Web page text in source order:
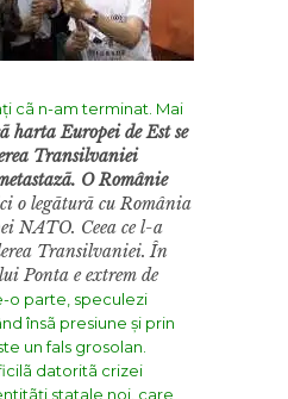
cã n-am terminat. Mai
harta Europei de Est se
Transilvaniei
O Românie
o legãturã cu România
NATO. Ceea ce l-a
Transilvaniei. În
Ponta e extrem de
o parte, speculezi
însã presiune și prin
un fals grosolan.
datoritã crizei
statale noi, care